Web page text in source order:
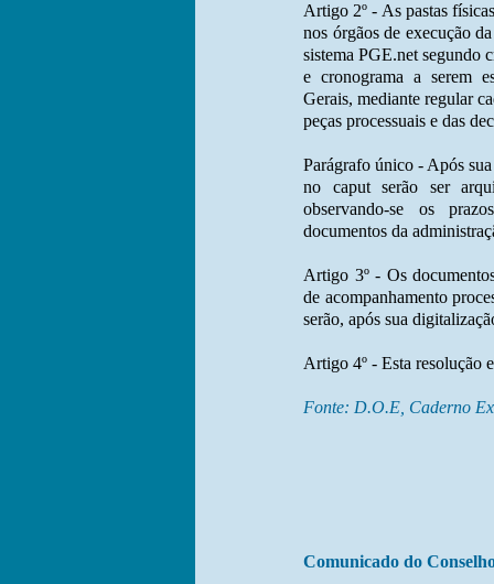
Artigo 2º - As pastas
nos órgãos de execução
sistema PGE.net segundo
e cronograma a serem
Gerais, mediante regular
peças processuais e das
Parágrafo único - Após
no caput serão ser
observando-se os
documentos da
Artigo 3º - Os
de acompanhamento
serão, após sua
Artigo 4º - Esta resolução
Fonte: D.O.E, Caderno
Comunicado do